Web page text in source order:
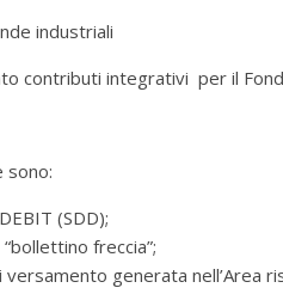
industriali
contributi integrativi per il
sono:
(SDD);
freccia”;
generata nell’Area